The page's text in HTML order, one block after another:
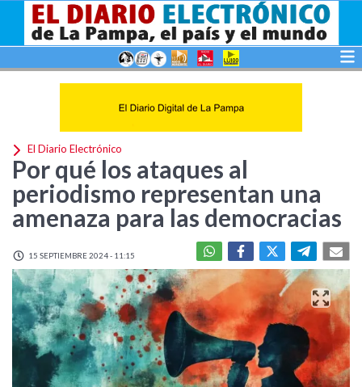
El Diario Electrónico
Por qué los ataques al
periodismo representan una
amenaza para las democracias
15 SEPTIEMBRE 2024 - 11:15